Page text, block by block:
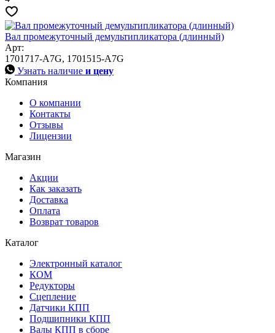
Вал промежуточный демультипликатора (длинный)
Арт:
1701717-A7G, 1701515-A7G
Узнать наличие и цену
Компания
О компании
Контакты
Отзывы
Лицензии
Магазин
Акции
Как заказать
Доставка
Оплата
Возврат товаров
Каталог
Электронный каталог
КОМ
Редукторы
Сцепление
Датчики КПП
Подшипники КПП
Валы КПП в сборе